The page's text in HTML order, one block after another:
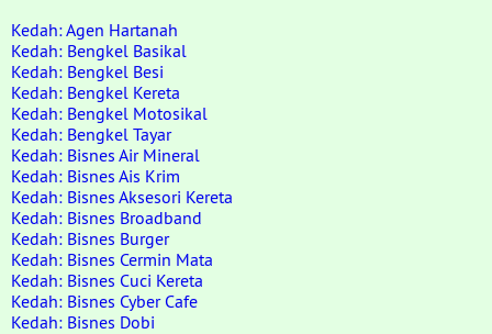
Kedah: Agen Hartanah
Kedah: Bengkel Basikal
Kedah: Bengkel Besi
Kedah: Bengkel Kereta
Kedah: Bengkel Motosikal
Kedah: Bengkel Tayar
Kedah: Bisnes Air Mineral
Kedah: Bisnes Ais Krim
Kedah: Bisnes Aksesori Kereta
Kedah: Bisnes Broadband
Kedah: Bisnes Burger
Kedah: Bisnes Cermin Mata
Kedah: Bisnes Cuci Kereta
Kedah: Bisnes Cyber Cafe
Kedah: Bisnes Dobi